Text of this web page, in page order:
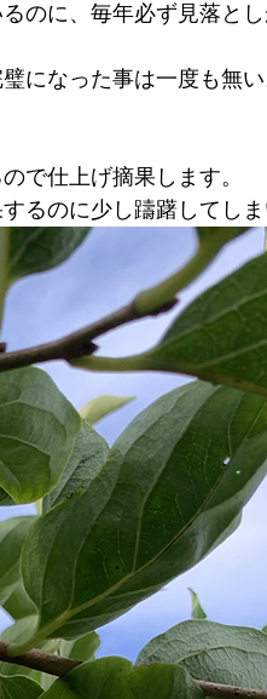
のに、毎年必ず見落と
になった事は一度も無
で仕上げ摘果します。
るのに少し躊躇してし